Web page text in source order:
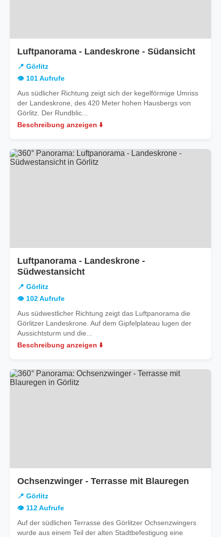
Luftpanorama - Landeskrone - Südansichtin
📍 Görlitz
👁️ 101 Aufrufe
Aus südlicher Richtung zeigt sich der kegelförmige Umriss
der Landeskrone, des 420 Meter hohen Hausbergs von
Görlitz. Der Rundblic...
Beschreibung anzeigen ⬇️
Luftpanorama - Landeskrone -
Südwestansichtin
📍 Görlitz
👁️ 102 Aufrufe
Aus südwestlicher Richtung zeigt das Luftpanorama die
Görlitzer Landeskrone. Auf dem Gipfelplateau lugen der
Aussichtsturm und die...
Beschreibung anzeigen ⬇️
Ochsenzwinger - Terrasse mit Blauregen
📍 Görlitz
👁️ 112 Aufrufe
Auf der südlichen Terrasse des Görlitzer Ochsenzwingers
wurde aus einem Teil der alten Stadtbefestigung eine